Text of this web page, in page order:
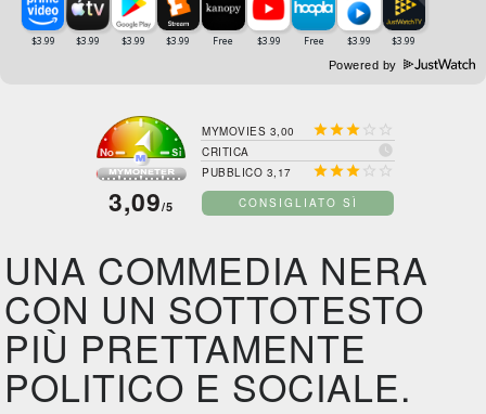
Powered by
3,09/5
MYMOVIES 3,00   
CRITICA 
PUBBLICO 3,17   
CONSIGLIATO SÌ
UNA COMMEDIA NERA
CON UN SOTTOTESTO
PIÙ PRETTAMENTE
POLITICO E SOCIALE.